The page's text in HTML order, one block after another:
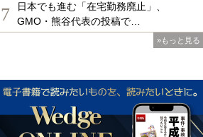
7
日本でも進む「在宅勤務廃止」、
GMO・熊谷代表の投稿で…
»もっと見る